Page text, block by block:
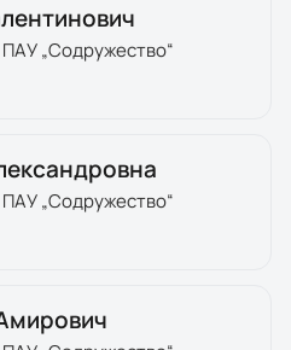
„Содружество“
„Содружество“